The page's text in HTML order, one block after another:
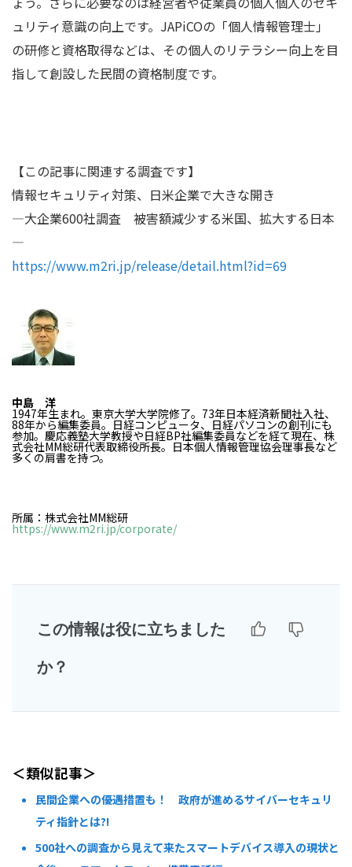
ュリティ意識の向上です。 JAPiCOの「個人情報管理士」
の研修と資格取得などは、その個人のリテラシー向上を目
指して創設した民間の資格制度です。
【この記事に関連する調査です】
情報セキュリティ対策、日米企業で大きな開き
―大企業600社調査 被害額減少する米国、拡大する日本
―
https://www.m2ri.jp/release/detail.html?id=69
中島 洋
1947年生まれ。東京大学大学院修了。73年日本経済新聞社入社、
88年から編集委員。日経コンピュータ、日経パソコンの創刊にも
参加。慶応義塾大学教授や日経BP社編集委員などを経て現在、株
式会社MM総研代表取締役所長。日本個人情報管理協会理事長など
多くの肩書を持つ。
所属：株式会社MM総研
https://www.m2ri.jp/corporate/
この情報は役に立ちました
か？
＜類似記事＞
民間企業への優遇措置も！ 政府が進めるサイバーセキュリ
ティ指針とは?!
500社への調査から見えて来たスマートデバイス導入の現状と